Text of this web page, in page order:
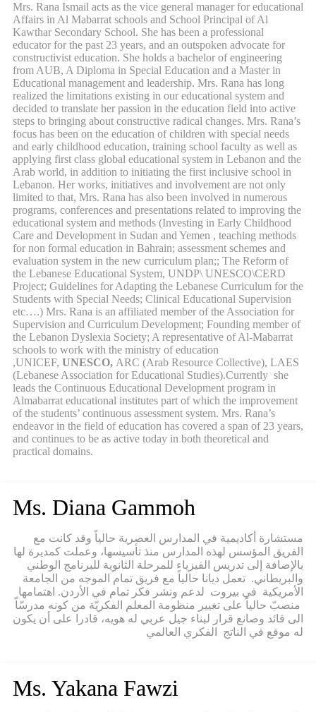
Mrs. Rana Ismail acts as the vice general manager for educational
Affairs in Al Mabarrat schools and School Principal of Al
Kawthar Secondary School. She has been a professional
educator for the past 23 years, and an outspoken advocate for
constructivist education. She holds a bachelor of engineering
from AUB, A Diploma in Special Education and a Master in
Educational management and leadership. Mrs. Rana has long
realized the limitations existing in our educational system and
decided to translate her passion in the education field into active
steps to bringing about constructive radical changes. Mrs. Rana’s
focus has been on the education of children with special needs
and early childhood education, training school faculty as well as
applying first class global educational system in Lebanon and the
Arab world, in addition to initiating the first inclusive school in
Lebanon. Her works, initiatives and involvement are not only
limited to that, Mrs. Rana has also been involved in numerous
programs, conferences and presentations related to improving the
educational system and methods (Investing in Early Childhood
Care and Development in Sudan and Yemen , teaching methods
for non formal education in Bahrain; assessment schemes and
evaluation system in the new curriculum plan;; The Reform of
the Lebanese Educational System, UNDP\ UNESCO\CERD
Project; Guidelines for Adapting the Lebanese Curriculum for the
Students with Special Needs; Clinical Educational Supervision
etc….) Mrs. Rana is an affiliated member of the Association for
Supervision and Curriculum Development; Founding member of
the Lebanon Dyslexia Society; A representative of Al-Mabarrat
schools to work with the ministry of education
,UNICEF, UNESCO, ARC (Arab Resource Collective), LAES
(Lebanese Association for Educational Studies).Currently she
leads the Continuous Educational Development program in
Almabarrat educational institutes part of which the improvement
of the students’ continuous assessment system. Mrs. Rana’s
endeavor in the field of education has covered a span of 23 years,
and continues to be as active today in both theoretical and
practical domains.
Ms. Diana Gammoh
مستشارة أكاديمية في المدارس العصرية حالياً وقد كانت مع
الفريق المؤسس لهذه المدارس منذ تأسيسها، وعملت كمديرة لها
بالإضافة إلى تدريس الفيزياء للمرحلة الثانوية للبرنامج الوطني
والبريطاني. تعمل ديانا حالياً مع فريق تمام الموجه من الجامعة
الأمريكية في بيروت لدعم ونشر فكر تمام في الأردن. اهتمامها
منصبّ حالياً على تغيير منظومة المعلم الفكريّة من كونه مدرسّاّ
الى قائد وصانع قرار لبناء جيل عربي له هويه، قادرا على أن يكون
له موقع في الناتج الفكري العالمي
Ms. Yakana Fawzi